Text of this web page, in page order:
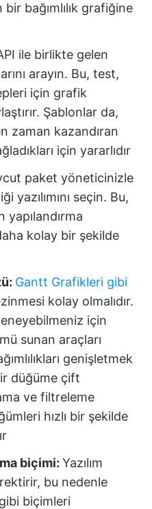
bağımlılık grafiğine
ile birlikte gelen
arayın. Bu, test,
için grafik
Şablonlar da,
zaman kazandıran
için yararlıdır
paket yöneticinizle
yazılımını seçin. Bu,
yapılandırma
kolay bir şekilde
Gantt Grafikleri gibi
kolay olmalıdır.
için
sunan araçları
genişletmek
düğüme çift
ve filtreleme
hızlı bir şekilde
biçimi: Yazılım
bu nedenle
biçimleri